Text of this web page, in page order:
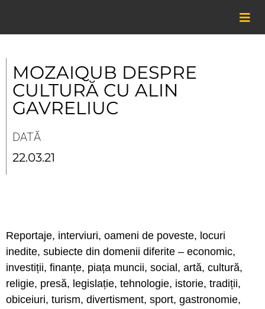
content
MOZAIQUB DESPRE
CULTURĂ CU ALIN
GAVRELIUC
DATĂ
22.03.21
Reportaje, interviuri, oameni de poveste, locuri
inedite, subiecte din domenii diferite – economic,
investiții, finanțe, piața muncii, social, artă, cultură,
religie, presă, legislație, tehnologie, istorie, tradiții,
obiceiuri, turism, divertisment, sport, gastronomie,